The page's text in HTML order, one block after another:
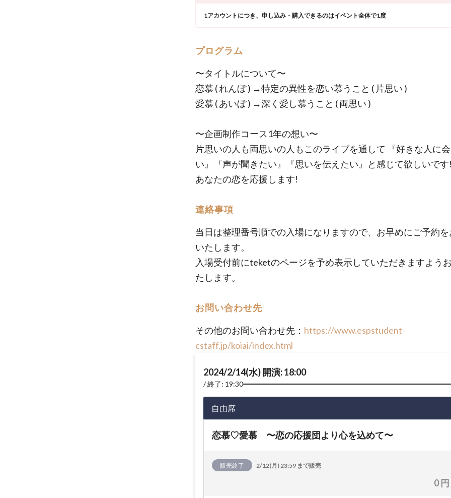
1アカウントにつき、申し込み・購入できるのはイベント全体で1度
プログラム
〜タイトルについて〜
恋慕 ( れんぼ ) →特定の異性を恋い慕うこと ( 片思い )
愛慕 ( あいぼ ) →深く愛し慕うこと ( 両思い )
〜企画制作コース1年の想い〜
片思いの人も両思いの人もこのライブを通して 『好きな人に
い』『声が聞きたい』『思いを伝えたい』と感じて欲しいで
あなたの恋を応援します!
連絡事項
当日は整理番号順での入場になりますので、お早めにご予約
いたします。
入場受付前にteketのページを予め表示していただきますよう
たします。
お問い合わせ先
その他のお問い合わせ先： https://www.espstudent-
cstaff.jp/koiai/index.html
2024/2/14(水) 開演: 18:00
終了: 19:30
自由席
恋慕♡愛慕 〜恋の応援団より心を込めて〜
販売終了 2/12(月) 23:59 まで販売
0 円